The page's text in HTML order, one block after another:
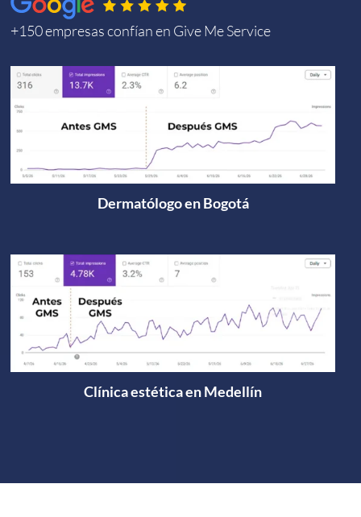
+150 empresas confían en Give Me Service
Dermatólogo en Bogotá
Clínica estética en Medellín